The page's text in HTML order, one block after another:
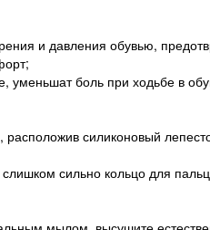
и давления обувью,
уменьшат боль при ходьбе в
расположив силиконовый
сильно кольцо для